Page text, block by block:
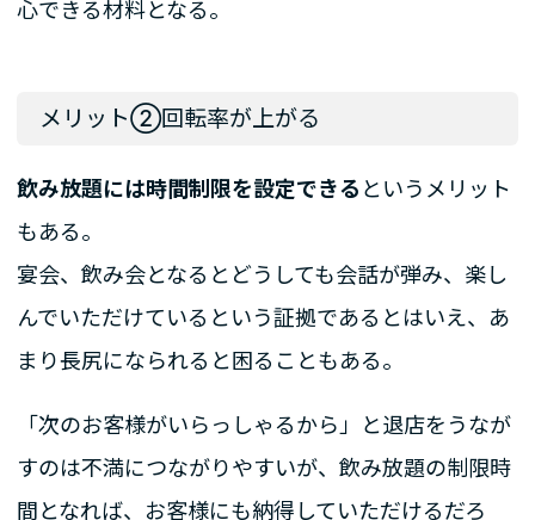
心できる材料となる。
メリット②回転率が上がる
飲み放題には時間制限を設定できる というメリット
もある。
宴会、飲み会となるとどうしても会話が弾み、楽し
んでいただけているという証拠であるとはいえ、あ
まり長尻になられると困ることもある。
「次のお客様がいらっしゃるから」と退店をうなが
すのは不満につながりやすいが、飲み放題の制限時
間となれば、お客様にも納得していただけるだろ